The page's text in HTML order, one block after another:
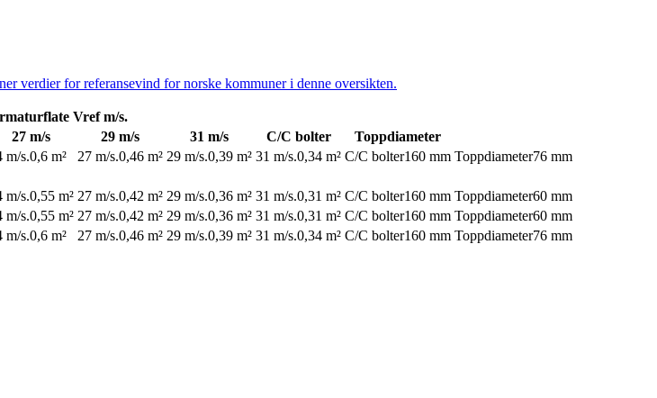
verdier for referansevind for norske kommuner i denne oversikten.
Vref m/s.
27 m/s 29 m/s 31 m/s C/C bolter
Toppdiameter
m/s.0,6 m² 27 m/s.0,46 m² 29 m/s.0,39 m² 31 m/s.0,34 m² C/C bolter160 mm Toppdiameter76 mm
m/s.0,55 m² 27 m/s.0,42 m² 29 m/s.0,36 m² 31 m/s.0,31 m² C/C bolter160 mm Toppdiameter60 mm
m/s.0,55 m² 27 m/s.0,42 m² 29 m/s.0,36 m² 31 m/s.0,31 m² C/C bolter160 mm Toppdiameter60 mm
m/s.0,6 m² 27 m/s.0,46 m² 29 m/s.0,39 m² 31 m/s.0,34 m² C/C bolter160 mm Toppdiameter76 mm